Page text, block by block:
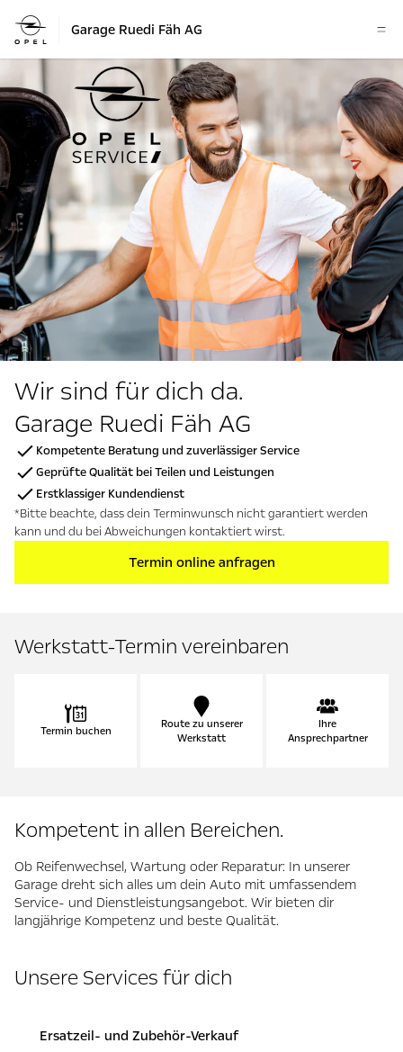
Garage Ruedi Fäh AG
Wir sind für dich da.
Garage Ruedi Fäh AG
Kompetente Beratung und zuverlässiger Service
Geprüfte Qualität bei Teilen und Leistungen
Erstklassiger Kundendienst
*Bitte beachte, dass dein Terminwunsch nicht garantiert werden
kann und du bei Abweichungen kontaktiert wirst.
Termin online anfragen
Werkstatt-Termin vereinbaren
Termin buchen
Route zu unserer
Werkstatt
Ihre
Ansprechpartner
Kompetent in allen Bereichen.
Ob Reifenwechsel, Wartung oder Reparatur: In unserer
Garage dreht sich alles um dein Auto mit umfassendem
Service- und Dienstleistungsangebot. Wir bieten dir
langjährige Kompetenz und beste Qualität.
Unsere Services für dich
Ersatzeil- und Zubehör-Verkauf